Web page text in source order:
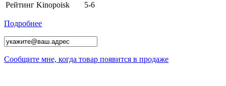
Рейтинг Kinopoisk 5-6
Подробнее
Сообщите мне, когда товар появится в продаже